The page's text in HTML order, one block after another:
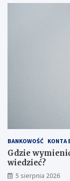
BANKOWOŚĆ KONTA
Gdzie
wiedzieć?
5 sierpnia 2026